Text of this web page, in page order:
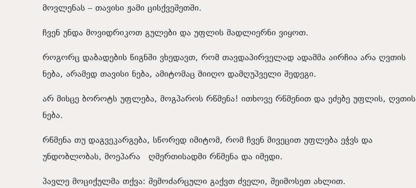
მოვლენას – თავისი ჟამი ცისქვეშეთში.
ჩვენ უნდა მოვიდრიკოთ გულები და უფლის მადლიერნი ვიყოთ.
როგორც დაბადების წიგნში ვხედავთ, რომ თავდაპირველად ადამმა აირჩია არა ღვთის
ნება, არამედ თავისი ნება, ამიტომაც მიიღო დამღუპველი შედეგი.
არ მისცე ბოროტს უფლება, მოგპაროს რწმენა! ითხოვე რწმენით და ეძებე უფლის, ღვთის
ნება.
რწმენა თუ დაგვეკარგება, სწორედ იმიტომ, რომ ჩვენ მივეცით უფლება ეჭვს და
უნდობლობას, მოეპარა ღმერთისადმი რწმენა და იმედი.
პავლე მოციქულმა თქვა: შემოძარცული გაქვთ ძველი, შეიმოსეთ ახლით.